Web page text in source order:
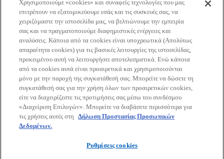
Εταιρεία
Τελευταία Νέα
o
p
e
n
s
a
o
p
e
n
s
a
o
p
e
n
s
a
o
p
e
n
s
Όροι χρήσηςΠροστασία Προσωπικών ΔεδομένωνΠροσβασιμότητα
ΓλωσσάριοΒοήθειαΠολιτική Προσωπικών Δεδομένων
Πολιτική ασφάλειας πληροφοριών, ιδιωτικότητας & επιχειρησιακής
συνέχειας
και μέλος του διεθνούς οργανισμού ανεξάρτητων εταιρειών-μελών
Χρησιμοποιούμε «cookies» και συναφείς τεχνολογίες που μας
επιτρέπουν να εξατομικεύουμε εσάς και τις συσκευές σας, να
χειριζόμαστε την ιστοσελίδα μας, να βελτιώνουμε την εμπειρία
σας και να πραγματοποιούμε διαφημιστικές ενέργειες και
αναλύσεις. Κάποια από τα cookies είναι υποχρεωτικά (Απολύτως
απαραίτητα cookies) για τις βασικές λειτουργίες της ιστοσελίδας,
προκειμένου αυτή να λειτουργήσει αποτελεσματικά. Ενώ κάποια
από τα cookies αυτά είναι προαιρετικά και χρησιμοποιούνται
μόνο με την παροχή της συγκατάθεσή σας. Μπορείτε να δώσετε τη
συγκατάθεσή σας για την χρήση όλων των προαιρετικών cookies,
είτε να διαχειρίζεστε τις προτιμήσεις σας μέσω του συνδέσμου
«Διαχείριση Επιλογών». Μπορείτε να διαβάσετε περισσότερα για
τις χρήσεις αυτές στη
Δήλωση Προστασίας Προσωπικών
Δεδομένων.
Ρυθμίσεις cookies